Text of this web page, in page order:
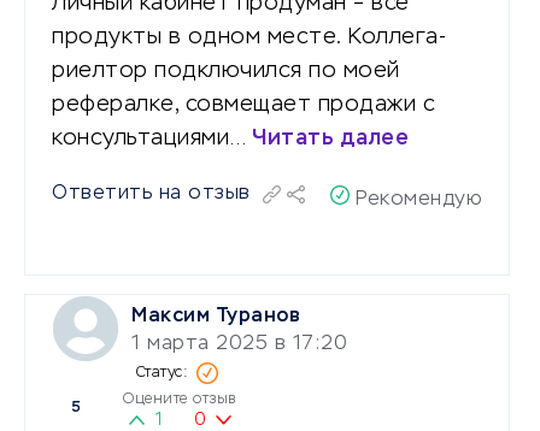
продукты в одном месте. Коллега-
риелтор подключился по моей
рефералке, совмещает продажи с
консультациями… Читать далее
Ответить на отзыв Рекомендую
Максим Туранов
1 марта 2025 в 17:20
5
Оцените отзыв
1 0